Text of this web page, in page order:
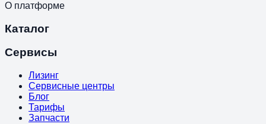
О платформе
Каталог
Сервисы
Лизинг
Сервисные центры
Блог
Тарифы
Запчасти